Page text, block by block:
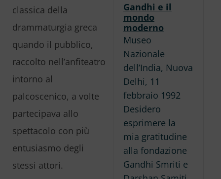
classica della
drammaturgia greca
quando il pubblico,
raccolto nell’anfiteatro
intorno al
palcoscenico, a volte
partecipava allo
spettacolo con più
entusiasmo degli
stessi attori.
Gandhi e il
mondo
moderno
Museo
Nazionale
dell’India, Nuova
Delhi, 11
febbraio 1992
Desidero
esprimere la
mia gratitudine
alla fondazione
Gandhi Smriti e